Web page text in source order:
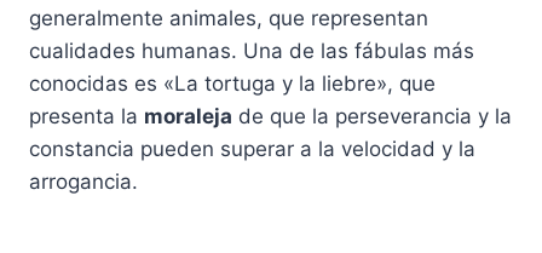
generalmente animales, que representan
cualidades humanas. Una de las fábulas más
conocidas es «La tortuga y la liebre», que
presenta la moraleja de que la perseverancia y la
constancia pueden superar a la velocidad y la
arrogancia.